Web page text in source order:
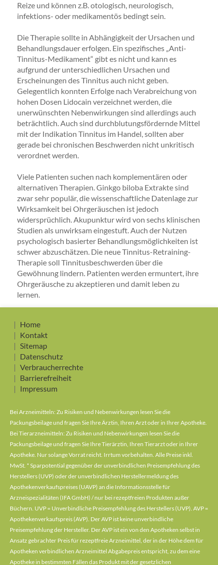
Reize und können z.B. otologisch, neurologisch,
infektions- oder medikamentös bedingt sein.
Die Therapie sollte in Abhängigkeit der Ursachen und
Behandlungsdauer erfolgen. Ein spezifisches „Anti-
Tinnitus-Medikament“ gibt es nicht und kann es
aufgrund der unterschiedlichen Ursachen und
Erscheinungen des Tinnitus auch nicht geben.
Gelegentlich konnten Erfolge nach Verabreichung von
hohen Dosen Lidocain verzeichnet werden, die
unerwünschten Nebenwirkungen sind allerdings auch
beträchtlich. Auch sind durchblutungsfördernde Mittel
mit der Indikation Tinnitus im Handel, sollten aber
gerade bei chronischen Beschwerden nicht unkritisch
verordnet werden.
Viele Patienten suchen nach komplementären oder
alternativen Therapien. Ginkgo biloba Extrakte sind
zwar sehr populär, die wissenschaftliche Datenlage zur
Wirksamkeit bei Ohrgeräuschen ist jedoch
widersprüchlich. Akupunktur wird von sechs klinischen
Studien als unwirksam eingestuft. Auch der Nutzen
psychologisch basierter Behandlungsmöglichkeiten ist
schwer abzuschätzen. Die neue Tinnitus-Retraining-
Therapie soll Tinnitusbeschwerden über die
Gewöhnung lindern. Patienten werden ermuntert, ihre
Ohrgeräusche zu akzeptieren und damit leben zu
lernen.
Home
Kontakt
Sitemap
Datenschutz
Verbraucherrechte
Barrierefreiheit
Impressum
Bei Arzneimitteln: Zu Risiken und Nebenwirkungen lesen Sie die
Packungsbeilage und fragen Sie Ihre Ärztin, Ihren Arzt oder in Ihrer Apotheke.
Bei Tierarzneimitteln: Zu Risiken und Nebenwirkungen lesen Sie die
Packungsbeilage und fragen Sie Ihre Tierärztin, Ihren Tierarzt oder in Ihrer
Apotheke. Nur solange Vorrat reicht. Irrtum vorbehalten. Alle Preise inkl.
MwSt. * Sparpotential gegenüber der unverbindlichen Preisempfehlung des
Herstellers (UVP) oder der unverbindlichen Herstellermeldung des
Apothekenverkaufspreises (UAVP) an die Informationsstelle für
Arzneispezialitäten (IFA GmbH) / nur bei rezeptfreien Produkten außer
Büchern. UVP = Unverbindliche Preisempfehlung des Herstellers (UVP). AVP =
Apothekenverkaufspreis (AVP). Der AVP ist keine unverbindliche
Preisempfehlung der Hersteller. Der AVP ist ein von den Apotheken selbst in
Ansatz gebrachter Preis für rezeptfreie Arzneimittel, der in der Höhe dem für
Apotheken verbindlichen Arzneimittel Abgabepreis entspricht, zu dem eine
Apotheke in bestimmten Fällen das Produkt mit der gesetzlichen